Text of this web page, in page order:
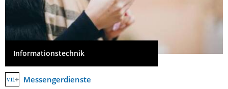
Informationstechnik
Messengerdienste